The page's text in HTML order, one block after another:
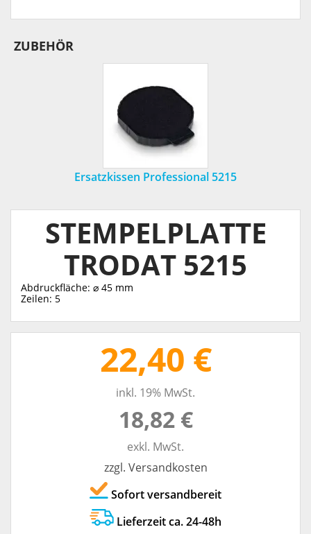
ZUBEHÖR
Ersatzkissen Professional 5215
STEMPELPLATTE
TRODAT 5215
Abdruckfläche: ⌀ 45 mm
Zeilen: 5
22,40 €
inkl. 19% MwSt.
18,82 €
exkl. MwSt.
zzgl. Versandkosten
Sofort versandbereit
Lieferzeit ca. 24-48h